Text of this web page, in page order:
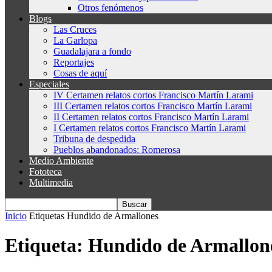
Otros fenómenos
Blogs
Las Cruces
La Garlopa
Guadalajara a fondo
Reportajes
Cosas de aquí
Especiales
IV Certamen relatos cortos Francisco Martín Larami
III Certamen relatos cortos Francisco Martín Larami
II Certamen relatos cortos Francisco Martín Larami
I Certamen relatos cortos Francisco Martín Larami
Tribuna de despedida
Pueblos abandonados: Romerosa
Medio Ambiente
Fototeca
Multimedia
Inicio Etiquetas Hundido de Armallones
Etiqueta: Hundido de